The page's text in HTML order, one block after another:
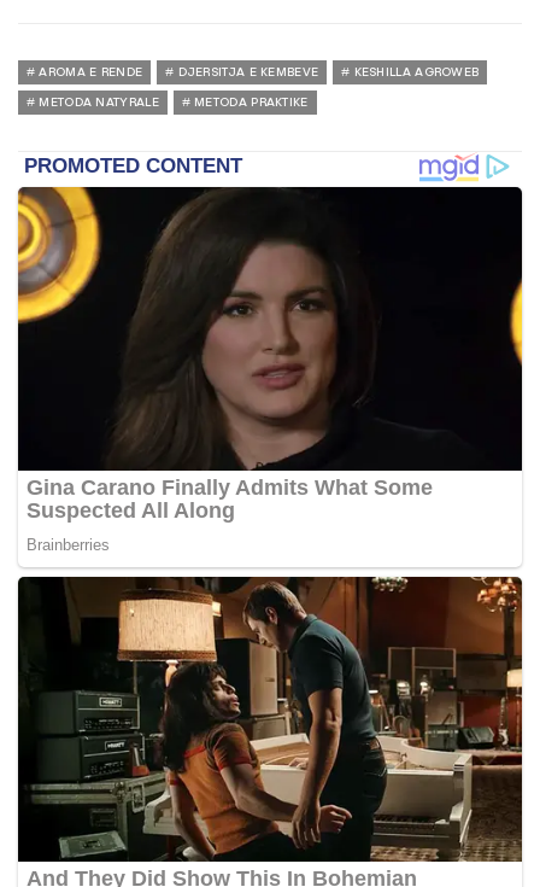
AROMA E RENDE DJERSITJA E KEMBEVE KESHILLA AGROWEB
METODA NATYRALE METODA PRAKTIKE